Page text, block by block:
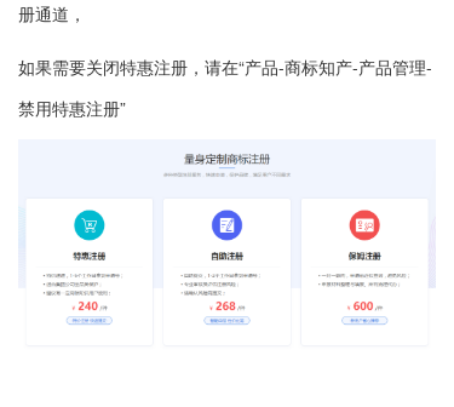
册通道，
如果需要关闭特惠注册，请在“产品-商标知产-产品管理-
禁用特惠注册”